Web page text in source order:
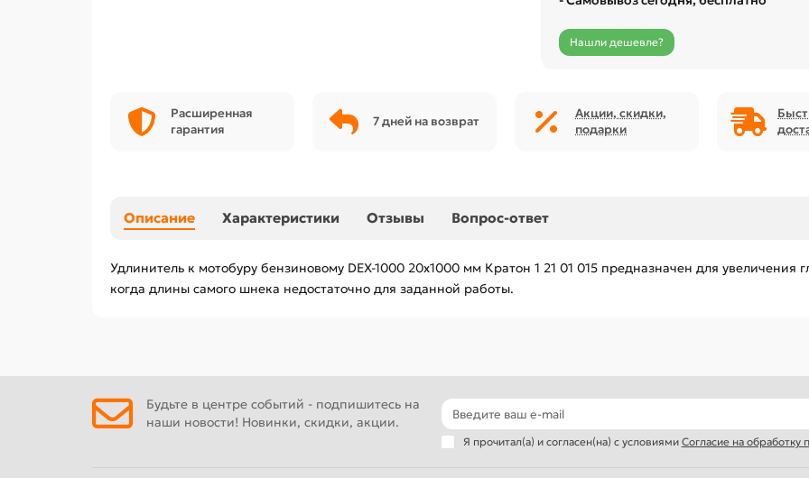
Нашли дешевле?
Расширенная
гарантия
7 дней на возврат
Акции, скидки,
подарки
Описание Характеристики Отзывы Вопрос-ответ
Удлинитель к мотобуру бензиновому DEX-1000 20х1000 мм Кратон 1 21 01 015 предназначен для
когда длины самого шнека недостаточно для заданной работы.
Будьте в центре событий - подпишитесь на
наши новости! Новинки, скидки, акции.
Я прочитал(а) и согласен(на) с условиями Согласие на обработку